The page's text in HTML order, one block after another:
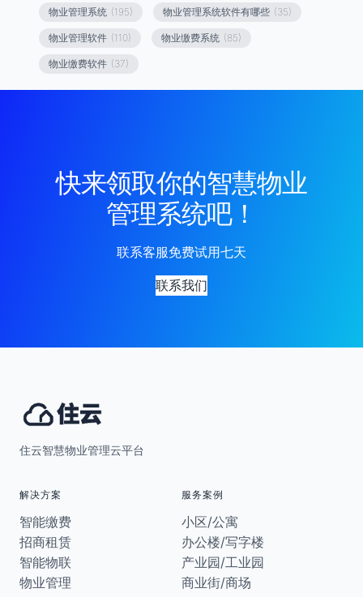
物业管理系统 (195) 物业管理系统软件有哪些 (35)
物业管理软件 (110) 物业缴费系统 (85)
物业缴费软件 (37)
快来领取你的智慧物业
管理系统吧！
联系客服免费试用七天
联系我们
住云智慧物业管理云平台
解决方案
智能缴费
招商租赁
智能物联
物业管理
服务案例
小区/公寓
办公楼/写字楼
产业园/工业园
商业街/商场